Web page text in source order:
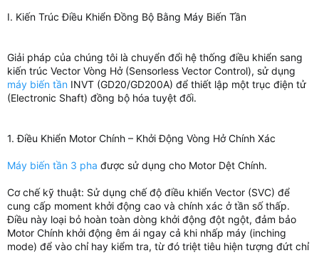
I. Kiến Trúc Điều Khiển Đồng Bộ Bằng Máy Biến Tần
Giải pháp của chúng tôi là chuyển đổi hệ thống điều khiển sang
kiến trúc Vector Vòng Hở (Sensorless Vector Control), sử dụng
máy biến tần INVT (GD20/GD200A) để thiết lập một trục điện tử
(Electronic Shaft) đồng bộ hóa tuyệt đối.
1. Điều Khiển Motor Chính – Khởi Động Vòng Hở Chính Xác
Máy biến tần 3 pha được sử dụng cho Motor Dệt Chính.
Cơ chế kỹ thuật: Sử dụng chế độ điều khiển Vector (SVC) để
cung cấp moment khởi động cao và chính xác ở tần số thấp.
Điều này loại bỏ hoàn toàn dòng khởi động đột ngột, đảm bảo
Motor Chính khởi động êm ái ngay cả khi nhấp máy (inching
mode) để vào chỉ hay kiểm tra, từ đó triệt tiêu hiện tượng đứt chỉ